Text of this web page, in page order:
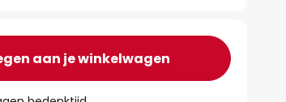
aan je winkelwagen